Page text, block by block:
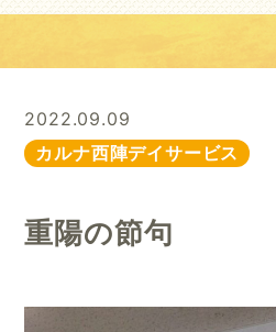
2022.09.09
カルナ西陣デイサービス
重陽の節句